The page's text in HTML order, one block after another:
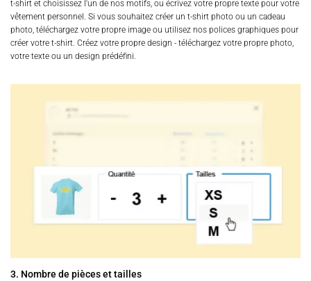
t-shirt et choisissez l'un de nos motifs, ou écrivez votre propre texte pour votre
vêtement personnel. Si vous souhaitez créer un t-shirt photo ou un cadeau
photo, téléchargez votre propre image ou utilisez nos polices graphiques pour
créer votre t-shirt. Créez votre propre design - téléchargez votre propre photo,
votre texte ou un design prédéfini.
3. Nombre de pièces et tailles